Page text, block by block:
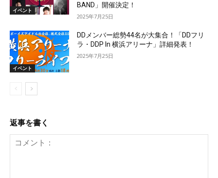
イベント
BAND」開催決定！
2025年7月25日
イベント
DDメンバー総勢44名が大集合！「DDフリ
ラ・DDP In 横浜アリーナ」詳細発表！
2025年7月25日
返事を書く